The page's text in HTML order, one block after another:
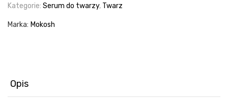
Malina
ml
Kategorie: Serum do twarzy, Twarz
Marka: Mokosh
Opis